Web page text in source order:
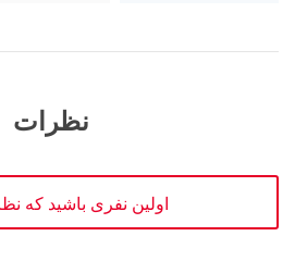
نظرات
اولین نفری باشید که